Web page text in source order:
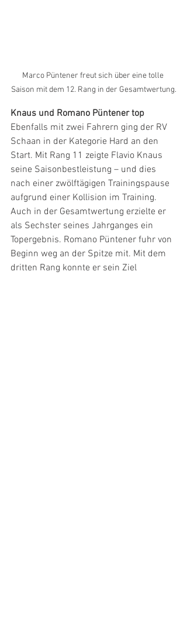
Marco Püntener freut sich über eine tolle
Saison mit dem 12. Rang in der Gesamtwertung.
Knaus und Romano Püntener top
Ebenfalls mit zwei Fahrern ging der RV
Schaan in der Kategorie Hard an den
Start. Mit Rang 11 zeigte Flavio Knaus
seine Saisonbestleistung – und dies
nach einer zwölftägigen Trainingspause
aufgrund einer Kollision im Training.
Auch in der Gesamtwertung erzielte er
als Sechster seines Jahrganges ein
Topergebnis. Romano Püntener fuhr von
Beginn weg an der Spitze mit. Mit dem
dritten Rang konnte er sein Ziel